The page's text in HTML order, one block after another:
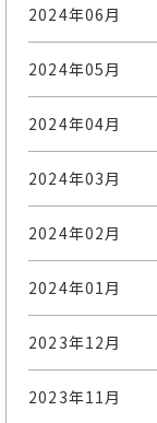
2024年06月
2024年05月
2024年04月
2024年03月
2024年02月
2024年01月
2023年12月
2023年11月